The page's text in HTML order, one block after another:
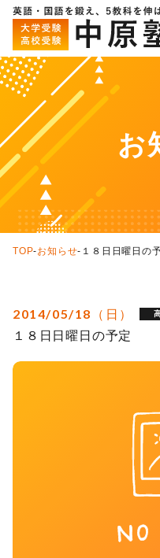
お
TOP-お知らせ- １８日日曜日の
2014/05/18（日）
１８日日曜日の予定